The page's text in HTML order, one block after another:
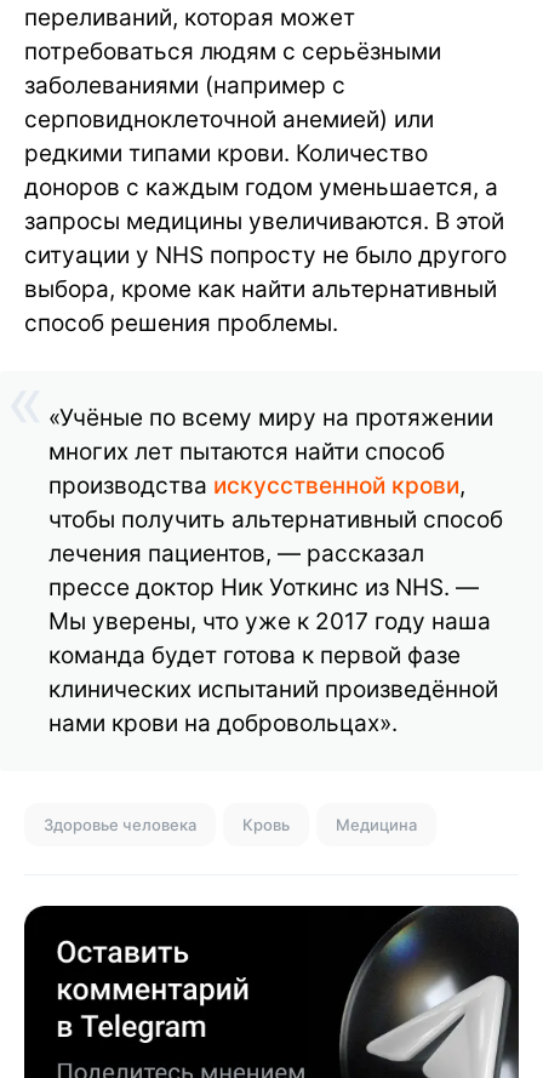
переливаний, которая может
потребоваться людям с серьёзными
заболеваниями (например с
серповидноклеточной анемией) или
редкими типами крови. Количество
доноров с каждым годом уменьшается, а
запросы медицины увеличиваются. В этой
ситуации у NHS попросту не было другого
выбора, кроме как найти альтернативный
способ решения проблемы.
«Учёные по всему миру на протяжении
многих лет пытаются найти способ
производства искусственной крови,
чтобы получить альтернативный способ
лечения пациентов, — рассказал
прессе доктор Ник Уоткинс из NHS. —
Мы уверены, что уже к 2017 году наша
команда будет готова к первой фазе
клинических испытаний произведённой
нами крови на добровольцах».
Здоровье человека Кровь Медицина